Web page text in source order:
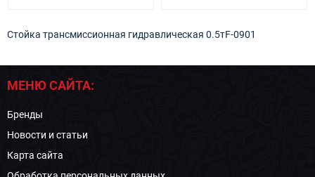
Стойка трансмиссионная гидравлическая 0.5тF-0901
МЕНЮ САЙТА:
Бренды
Новости и статьи
Карта сайта